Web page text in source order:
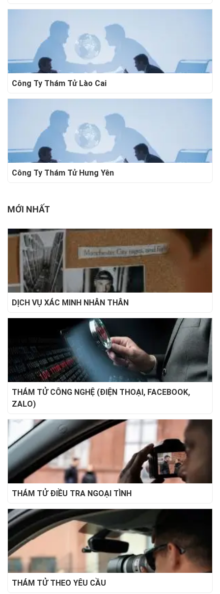
Công Ty Thám Tử Lào Cai
Công Ty Thám Tử Hưng Yên
MỚI NHẤT
DỊCH VỤ XÁC MINH NHÂN THÂN
THÁM TỬ CÔNG NGHỆ (ĐIỆN THOẠI, FACEBOOK,
ZALO)
THÁM TỬ ĐIỀU TRA NGOẠI TÌNH
THÁM TỬ THEO YÊU CẦU